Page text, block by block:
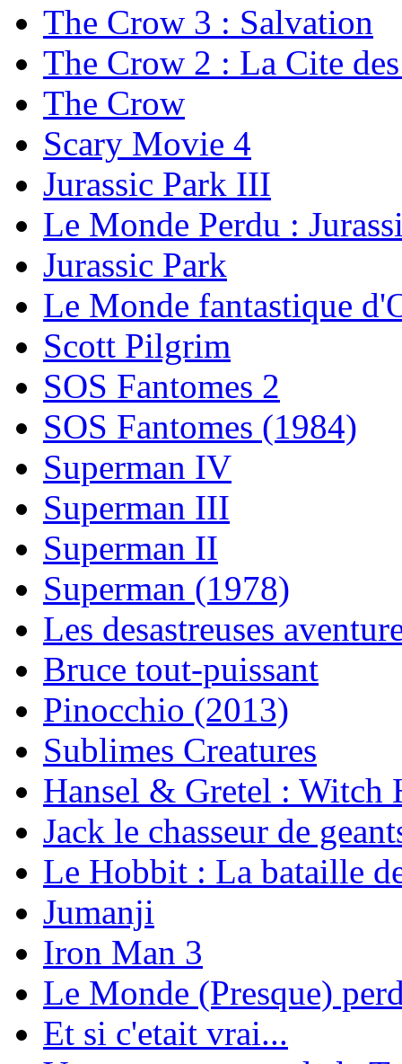
The Crow 3 : Salvation
The Crow 2 : La Cite
The Crow
Scary Movie 4
Jurassic Park III
Le Monde Perdu :
Jurassic Park
Le Monde fantastique
Scott Pilgrim
SOS Fantomes 2
SOS Fantomes (1984)
Superman IV
Superman III
Superman II
Superman (1978)
Les desastreuses
Bruce tout-puissant
Pinocchio (2013)
Sublimes Creatures
Hansel & Gretel : Witch
Jack le chasseur de
Le Hobbit : La bataille
Jumanji
Iron Man 3
Le Monde (Presque)
Et si c'etait vrai...